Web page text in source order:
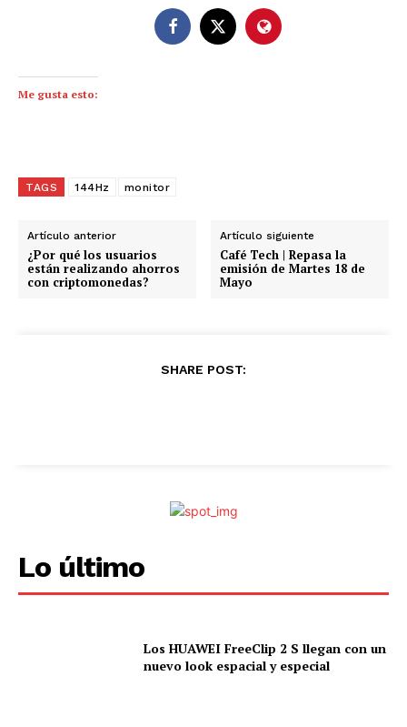
Me gusta esto:
TAGS 144Hz monitor
Artículo anterior
¿Por qué los usuarios
están realizando ahorros
con criptomonedas?
Artículo siguiente
Café Tech | Repasa la
emisión de Martes 18 de
Mayo
SHARE POST:
Lo último
Los HUAWEI FreeClip 2 S llegan con un
nuevo look espacial y especial